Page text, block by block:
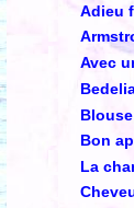
Adieu
Avec
Bon
La